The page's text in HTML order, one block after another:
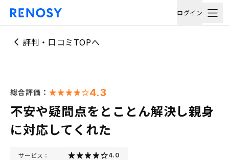
ログイン
評判・口コミTOPへ
総合評価： 4.3
不安や疑問点をとことん解決し親身
に対応してくれた
サービス： 4.0